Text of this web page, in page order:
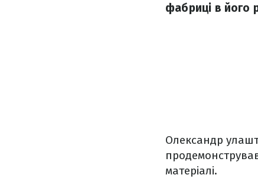
фабриці в його
Олександр
матеріалі.